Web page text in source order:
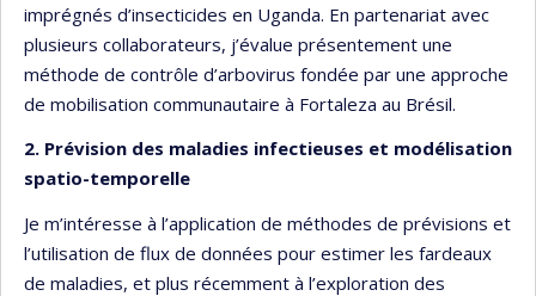
imprégnés d’insecticides en Uganda. En partenariat avec
plusieurs collaborateurs, j’évalue présentement une
méthode de contrôle d’arbovirus fondée par une approche
de mobilisation communautaire à Fortaleza au Brésil.
2. Prévision des maladies infectieuses et modélisation
spatio-temporelle
Je m’intéresse à l’application de méthodes de prévisions et
l’utilisation de flux de données pour estimer les fardeaux
de maladies, et plus récemment à l’exploration des